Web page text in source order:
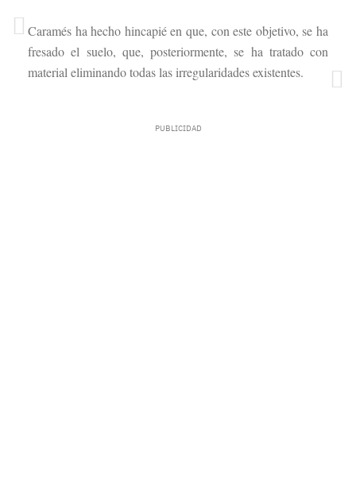
Caramés ha hecho hincapié en que, con este objetivo, se ha
fresado el suelo, que, posteriormente, se ha tratado con
material eliminando todas las irregularidades existentes.